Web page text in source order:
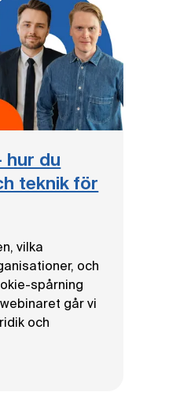
hur du
teknik för
vilka
och
spårning
går vi
och